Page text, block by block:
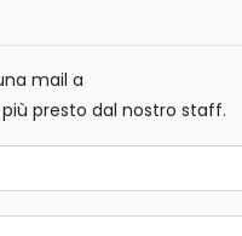
mail a
presto dal nostro staff.